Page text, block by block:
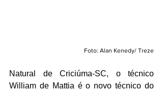
Foto: Alan Kenedy/ Treze
Natural de Criciúma-SC, o técnico
William de Mattia é o novo técnico do